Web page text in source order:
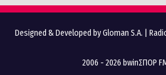
Designed & Developed by Gloman S.A.
2006 - 2026 bwinΣΠΟΡ